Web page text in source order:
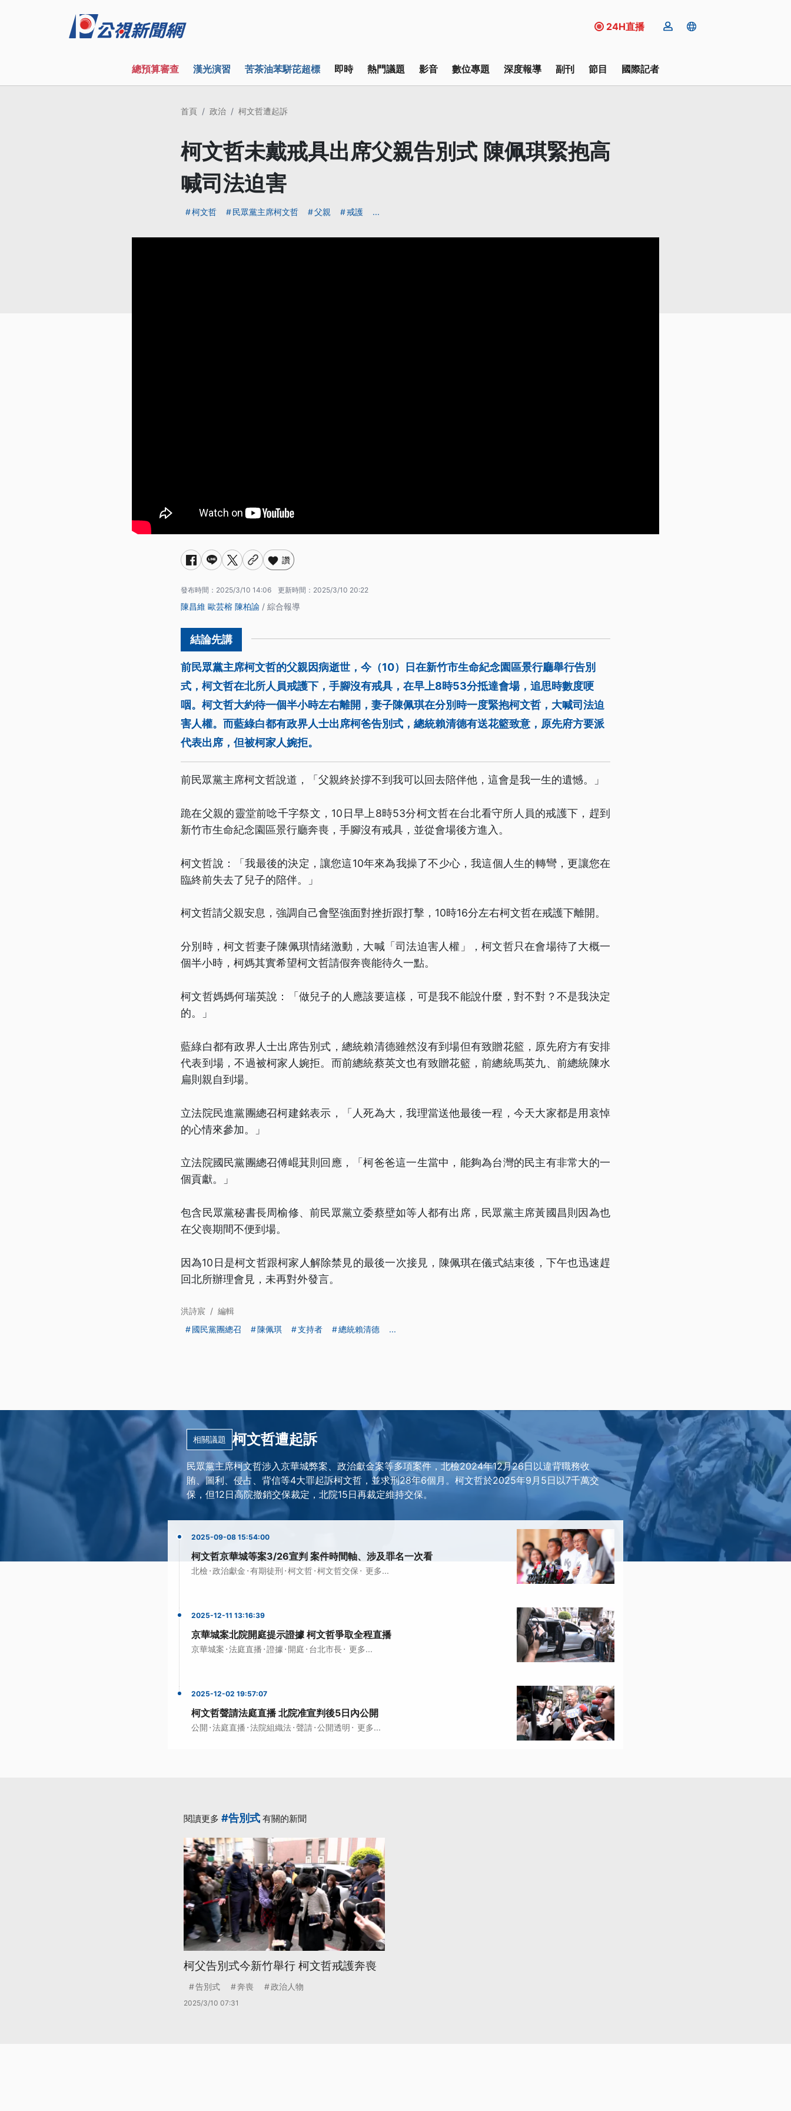
24H直播
總預算審查 漢光演習 苦茶油苯駢芘超標 即時 熱門議題 影音 數位專題 深度報導 副刊 節目 國際記者
首頁 政治 柯文哲遭起訴
柯文哲未戴戒具出席父親告別式 陳佩琪緊抱高
喊司法迫害
柯文哲 民眾黨主席柯文哲 父親 戒護 ...
讚
發布時間： 2025/3/10 14:06 更新時間： 2025/3/10 20:22
陳昌維 歐芸榕 陳柏諭 / 綜合報導
前民眾黨主席柯文哲的父親因病逝世，今（10）日在新竹市生命紀念園區景行廳舉行告別
式，柯文哲在北所人員戒護下，手腳沒有戒具，在早上8時53分抵達會場，追思時數度哽
咽。柯文哲大約待一個半小時左右離開，妻子陳佩琪在分別時一度緊抱柯文哲，大喊司法迫
害人權。而藍綠白都有政界人士出席柯爸告別式，總統賴清德有送花籃致意，原先府方要派
代表出席，但被柯家人婉拒。
前民眾黨主席柯文哲說道，「父親終於撐不到我可以回去陪伴他，這會是我一生的遺憾。」
跪在父親的靈堂前唸千字祭文，10日早上8時53分柯文哲在台北看守所人員的戒護下，趕到
新竹市生命紀念園區景行廳奔喪，手腳沒有戒具，並從會場後方進入。
柯文哲說：「我最後的決定，讓您這10年來為我操了不少心，我這個人生的轉彎，更讓您在
臨終前失去了兒子的陪伴。」
柯文哲請父親安息，強調自己會堅強面對挫折跟打擊，10時16分左右柯文哲在戒護下離開。
分別時，柯文哲妻子陳佩琪情緒激動，大喊「司法迫害人權」，柯文哲只在會場待了大概一
個半小時，柯媽其實希望柯文哲請假奔喪能待久一點。
柯文哲媽媽何瑞英說：「做兒子的人應該要這樣，可是我不能說什麼，對不對？不是我決定
的。」
藍綠白都有政界人士出席告別式，總統賴清德雖然沒有到場但有致贈花籃，原先府方有安排
代表到場，不過被柯家人婉拒。而前總統蔡英文也有致贈花籃，前總統馬英九、前總統陳水
扁則親自到場。
立法院民進黨團總召柯建銘表示，「人死為大，我理當送他最後一程，今天大家都是用哀悼
的心情來參加。」
立法院國民黨團總召傅崐萁則回應，「柯爸爸這一生當中，能夠為台灣的民主有非常大的一
個貢獻。」
包含民眾黨秘書長周榆修、前民眾黨立委蔡壁如等人都有出席，民眾黨主席黃國昌則因為也
在父喪期間不便到場。
因為10日是柯文哲跟柯家人解除禁見的最後一次接見，陳佩琪在儀式結束後，下午也迅速趕
回北所辦理會見，未再對外發言。
洪詩宸 / 編輯
國民黨團總召
陳佩琪 支持者 總統賴清德 ...
相關議題 柯文哲遭起訴
民眾黨主席柯文哲涉入京華城弊案、政治獻金案等多項案件，北檢2024年12月26日以違背職務收
賄、圖利、侵占、背信等4大罪起訴柯文哲，並求刑28年6個月。柯文哲於2025年9月5日以7千萬交
保，但12日高院撤銷交保裁定，北院15日再裁定維持交保。
2025-09-08 15:54:00
柯文哲京華城等案3/26宣判 案件時間軸、涉及罪名一次看
北檢 ·政治獻金 ·有期徒刑 ·柯文哲·柯文哲交保 · 更多...
2025-12-11 13:16:39
京華城案北院開庭提示證據 柯文哲爭取全程直播
京華城案 ·法庭直播 ·證據 · 開庭 · 台北市長· 更多...
2025-12-02 19:57:07
柯文哲聲請法庭直播 北院准宣判後5日內公開
公開 ·法庭直播 ·法院組織法·聲請·公開透明 · 更多...
閱讀更多 #告別式 有關的新聞
柯父告別式今新竹舉行 柯文哲戒護奔喪
告別式 奔喪 政治人物
2025/3/10 07:31